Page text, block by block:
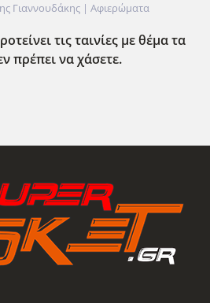
Γιαννουδάκης | Αφιερώματα
τις ταινίες με θέμα τα
πρέπει να χάσετε.